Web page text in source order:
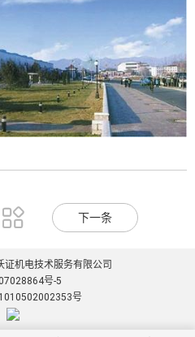
 下一条
机电技术服务有限公司
号-5
号